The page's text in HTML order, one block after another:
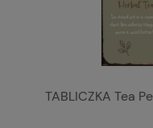
TABLICZKA Tea